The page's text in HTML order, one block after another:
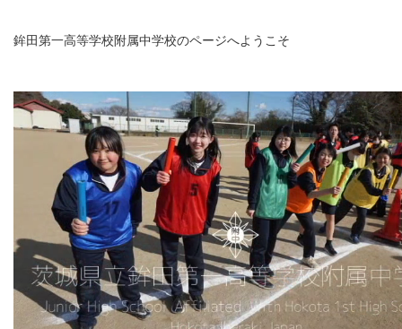
鉾田第一高等学校附属中学校のページへようこそ